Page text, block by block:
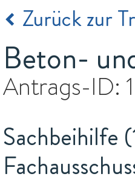
Zurück zur
Beton-
Antrags-ID:
Sachbeihilfe